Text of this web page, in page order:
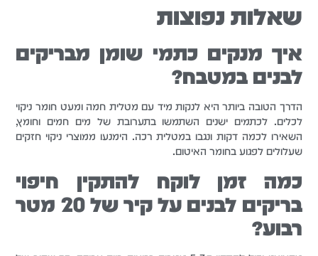
שאלות נפוצות
איך מנקים כתמי שומן מבריקים
לבנים במטבח?
הדרך הטובה ביותר היא לנקות מיד עם מטלית חמה ומעט חומר ניקוי
לכלים. לכתמים ישנים השתמשו בתערובת של מים חמים וחומץ,
השאירו לכמה דקות ונגבו במטלית רכה. הימנעו ממוצרי ניקוי חזקים
שעלולים לפגוע בחומר האיטום.
כמה זמן לוקח להתקין חיפוי
בריקים לבנים על קיר של 20 מטר
רבוע?